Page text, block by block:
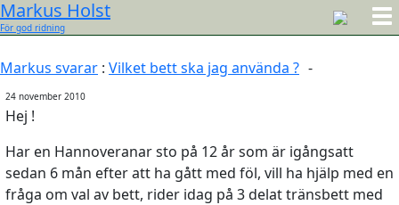
Markus Holst
För god ridning
Markus svarar : Vilket bett ska jag använda ? -
24 november 2010
Hej !
Har en Hannoveranar sto på 12 år som är igångsatt
sedan 6 mån efter att ha gått med föl, vill ha hjälp med en
fråga om val av bett, rider idag på 3 delat tränsbett med